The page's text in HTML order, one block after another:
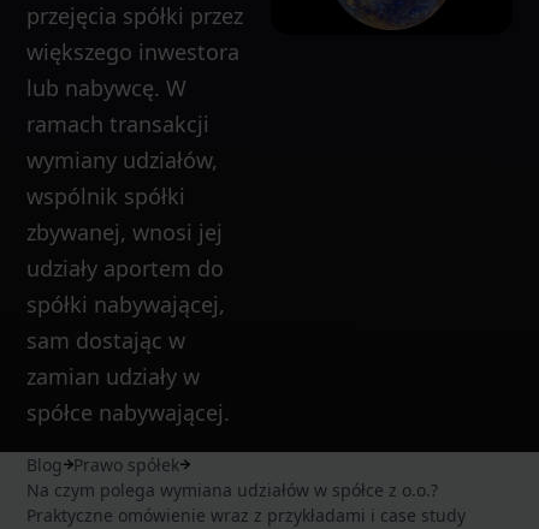
przejęcia spółki przez
większego inwestora
lub nabywcę. W
ramach transakcji
wymiany udziałów,
wspólnik spółki
zbywanej, wnosi jej
udziały aportem do
spółki nabywającej,
sam dostając w
zamian udziały w
spółce nabywającej.
Blog
Prawo spółek
Na czym polega wymiana udziałów w spółce z o.o.?
Praktyczne omówienie wraz z przykładami i case study